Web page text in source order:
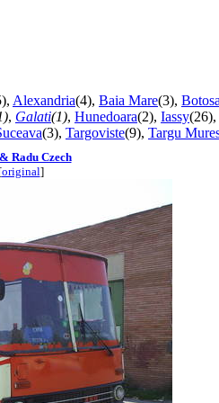
Alexandria(4), Baia Mare(3),
, Galati(1), Hunedoara(2), Iassy(26),
(3), Targoviste(9), Targu
Radu Czech
original]